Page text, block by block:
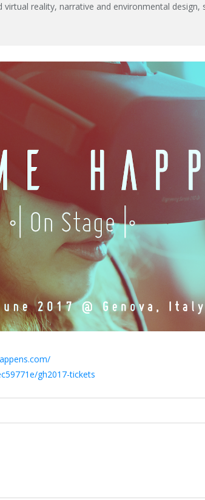
virtual reality, narrative and environmental design,
gh2017-tickets